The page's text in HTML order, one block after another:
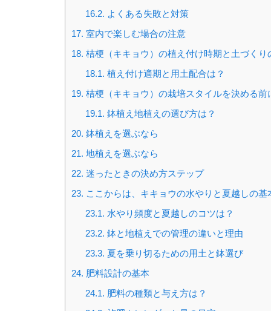
16.2. よくある失敗と対策
17. 室内で楽しむ場合の注意
18. 桔梗（キキョウ）の植え付け時期と土づくり
18.1. 植え付け適期と用土配合は？
19. 桔梗（キキョウ）の栽培スタイルを決める前
19.1. 鉢植え地植えの選び方は？
20. 鉢植えを選ぶなら
21. 地植えを選ぶなら
22. 迷ったときの決め方ステップ
23. ここからは、キキョウの水やりと夏越しの基
23.1. 水やり頻度と夏越しのコツは？
23.2. 鉢と地植えでの管理の違いと理由
23.3. 夏を乗り切るための用土と鉢選び
24. 肥料設計の基本
24.1. 肥料の種類と与え方は？